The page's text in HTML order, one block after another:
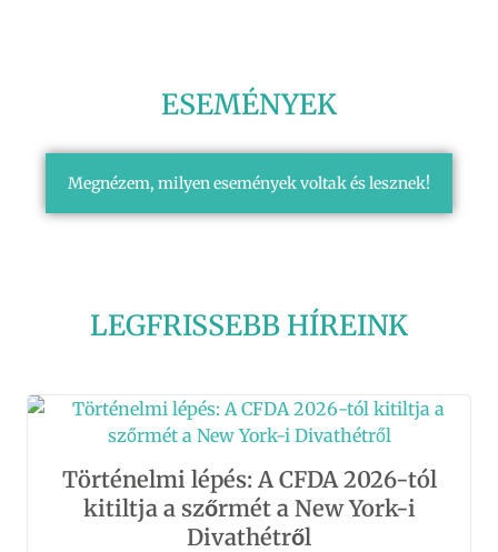
ESEMÉNYEK
Megnézem, milyen események voltak és lesznek!
LEGFRISSEBB HÍREINK
Történelmi lépés: A CFDA 2026-tól
kitiltja a szőrmét a New York-i
Divathétről